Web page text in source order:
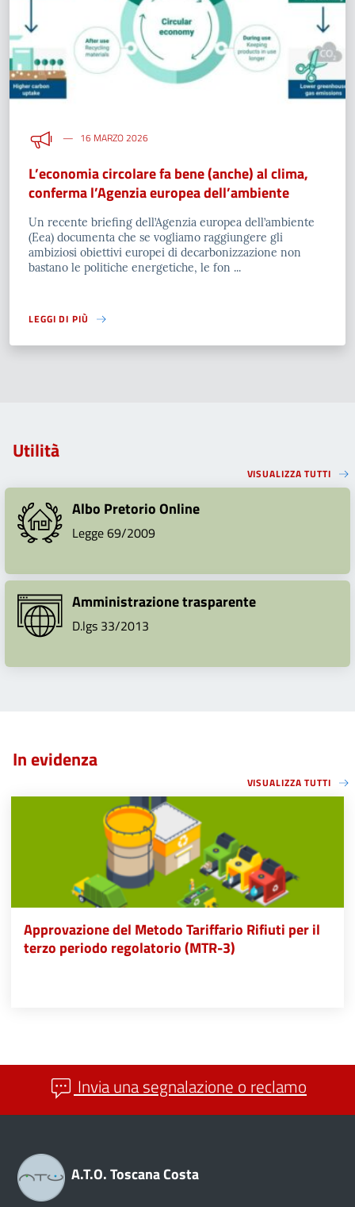
16 MARZO 2026
L’economia circolare fa bene (anche) al clima,
conferma l’Agenzia europea dell’ambiente
Un recente briefing dell’Agenzia europea dell’ambiente
(Eea) documenta che se vogliamo raggiungere gli
ambiziosi obiettivi europei di decarbonizzazione non
bastano le politiche energetiche, le fon ...
LEGGI DI PIÙ
Utilità
VISUALIZZA TUTTI
Albo Pretorio Online
Legge 69/2009
Amministrazione trasparente
D.lgs 33/2013
In evidenza
VISUALIZZA TUTTI
Approvazione del Metodo Tariffario Rifiuti per il
terzo periodo regolatorio (MTR-3)
Invia una segnalazione o reclamo
A.T.O. Toscana Costa